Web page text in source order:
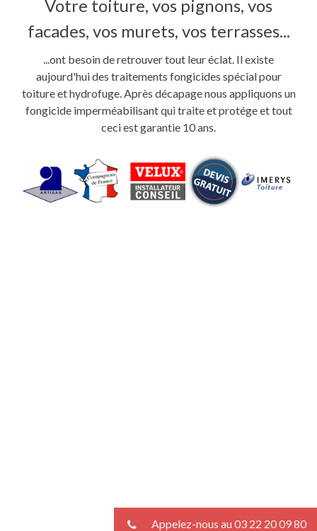
Votre toiture, vos pignons, vos
facades, vos murets, vos terrasses...
...ont besoin de retrouver tout leur éclat. Il existe
aujourd'hui des traitements fongicides spécial pour
toiture et hydrofuge. Après décapage nous appliquons un
fongicide imperméabilisant qui traite et protége et tout
ceci est garantie 10 ans.
Appelez-nous au 03 22 20 09 80